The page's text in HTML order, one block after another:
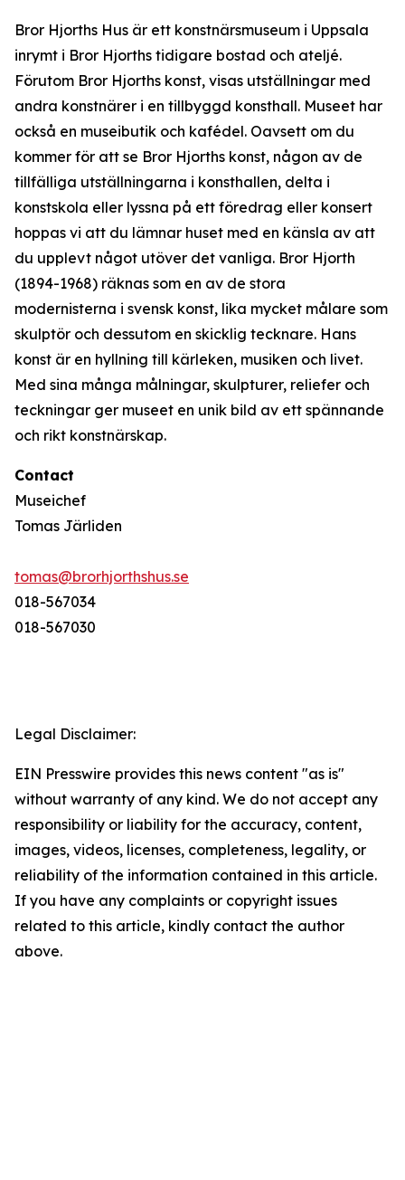
Bror Hjorths Hus är ett konstnärsmuseum i Uppsala
inrymt i Bror Hjorths tidigare bostad och ateljé.
Förutom Bror Hjorths konst, visas utställningar med
andra konstnärer i en tillbyggd konsthall. Museet har
också en museibutik och kafédel. Oavsett om du
kommer för att se Bror Hjorths konst, någon av de
tillfälliga utställningarna i konsthallen, delta i
konstskola eller lyssna på ett föredrag eller konsert
hoppas vi att du lämnar huset med en känsla av att
du upplevt något utöver det vanliga. Bror Hjorth
(1894-1968) räknas som en av de stora
modernisterna i svensk konst, lika mycket målare som
skulptör och dessutom en skicklig tecknare. Hans
konst är en hyllning till kärleken, musiken och livet.
Med sina många målningar, skulpturer, reliefer och
teckningar ger museet en unik bild av ett spännande
och rikt konstnärskap.
Contact
Museichef
Tomas Järliden
tomas@brorhjorthshus.se
018-567034
018-567030
Legal Disclaimer:
EIN Presswire provides this news content "as is"
without warranty of any kind. We do not accept any
responsibility or liability for the accuracy, content,
images, videos, licenses, completeness, legality, or
reliability of the information contained in this article.
If you have any complaints or copyright issues
related to this article, kindly contact the author
above.